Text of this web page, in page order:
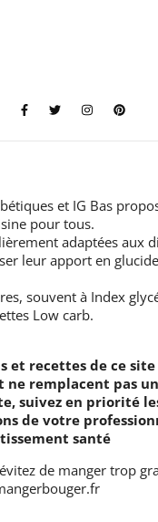
et IG Bas
pour tous.
adaptées aux
leur apport en
souvent à Index
Low carb.
et recettes de ce
remplacent pas
suivez en priorité
de votre
santé
de manger trop